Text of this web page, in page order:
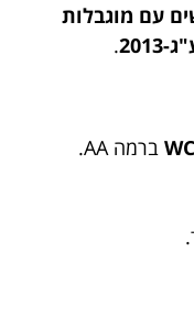
עם מוגבלות
.
ברמה AA.